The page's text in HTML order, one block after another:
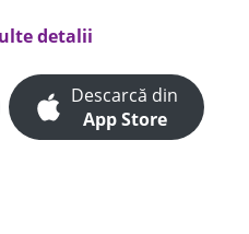
detalii
Descarcă din
App Store